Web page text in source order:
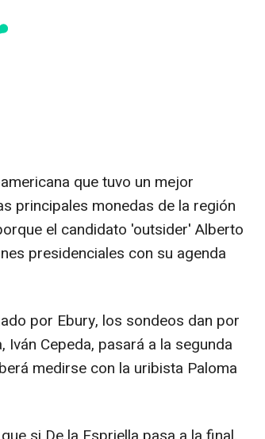
que tuvo un mejor
principales monedas de la región
el candidato 'outsider' Alberto
presidenciales con su agenda
por Ebury, los sondeos dan por
Cepeda, pasará a la segunda
medirse con la uribista Paloma